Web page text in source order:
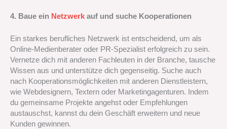
4. Baue ein Netzwerk auf und suche Kooperationen
Ein starkes berufliches Netzwerk ist entscheidend, um als
Online-Medienberater oder PR-Spezialist erfolgreich zu sein.
Vernetze dich mit anderen Fachleuten in der Branche, tausche
Wissen aus und unterstütze dich gegenseitig. Suche auch
nach Kooperationsmöglichkeiten mit anderen Dienstleistern,
wie Webdesignern, Textern oder Marketingagenturen. Indem
du gemeinsame Projekte angehst oder Empfehlungen
austauschst, kannst du dein Geschäft erweitern und neue
Kunden gewinnen.